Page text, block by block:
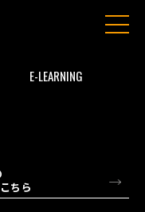
E-LEARNING
ちら